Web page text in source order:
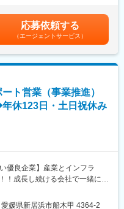
、四国電力グループ、四国旅
、西日本高速道路、西日本電
拡大を支援し、拠点向けの技
ど、幅広い業務を通して事業
商材
製造業、官公庁 他
なく現場サポート及びメーカ
を考慮の上で最終決定いたし
～7,800円／月■賞与：年2回
でも目安の金額であり、選考
。月給(月額)は固定手当を含め
応募依頼する
（エージェントサービス）
ト営業（事業推進）
休123日・土日祝休み
優良企業】産業とインフラ
！成長し続ける会社で一緒に働
媛県新居浜市船木甲 4364-2